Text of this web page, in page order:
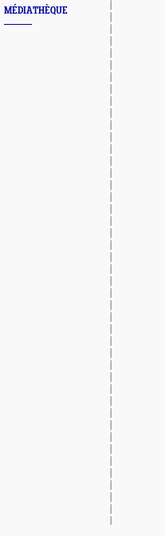
MÉDIATHÈQUE